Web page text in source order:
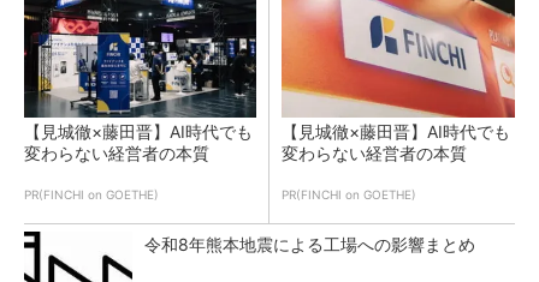
【見城徹×藤田晋】AI時代でも
変わらない経営者の本質
PR(FINCHI on GOETHE)
【見城徹×藤田晋】AI時代でも
変わらない経営者の本質
PR(FINCHI on GOETHE)
令和8年熊本地震による工場への影響まとめ